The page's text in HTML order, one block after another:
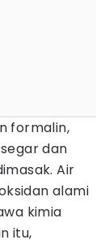
formalin,
dan
Air
alami
kimia
itu,